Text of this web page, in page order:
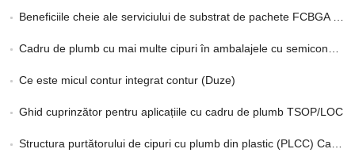
Beneficiile cheie ale serviciului de substrat de pachete FCBGA personalizate în HPC
Cadru de plumb cu mai multe cipuri în ambalajele cu semiconductor explicat
Ce este micul contur integrat contur (Duze)
Ghid cuprinzător pentru aplicațiile cu cadru de plumb TSOP/LOC
Structura purtătorului de cipuri cu plumb din plastic (PLCC) Cadru de plumb